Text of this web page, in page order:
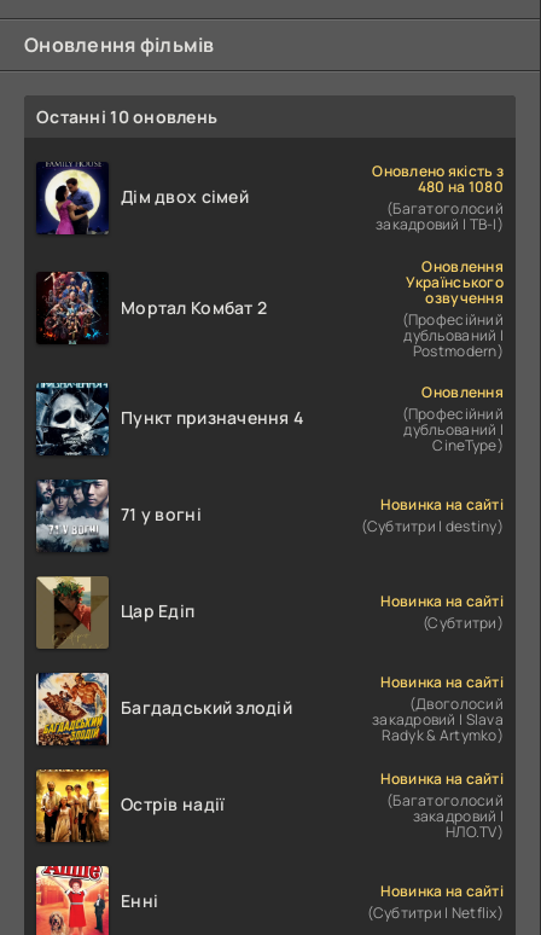
Оновлення фільмів
Останні 10 оновлень
Дім двох сімей
Оновлено якість з
480 на 1080
(Багатоголосий
закадровий | ТВ-І)
Мортал Комбат 2
Оновлення
Українського
озвучення
(Професійний
дубльований |
Postmodern)
Пункт призначення 4
Оновлення
(Професійний
дубльований |
CineType)
71 у вогні
Новинка на сайті
(Субтитри | destiny)
Цар Едіп
Новинка на сайті
(Субтитри)
Багдадський злодій
Новинка на сайті
(Двоголосий
закадровий | Slava
Radyk & Artymko)
Острів надії
Новинка на сайті
(Багатоголосий
закадровий |
НЛО.TV)
Енні
Новинка на сайті
(Субтитри | Netflix)